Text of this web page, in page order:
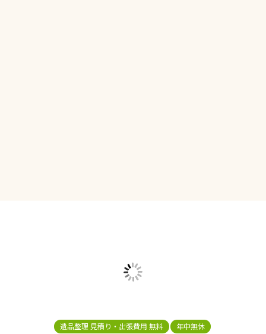
遺品整理 見積り・出張費用 無料 年中無休